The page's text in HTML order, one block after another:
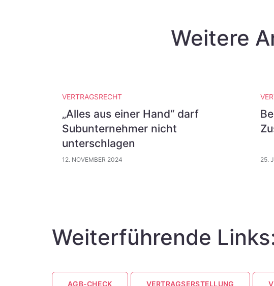
Weitere
VERTRAGSRECHT
„Alles aus einer Hand“ darf
Subunternehmer nicht
unterschlagen
12. NOVEMBER 2024 25.
Weiterführende
AGB-CHECK VERTRAGSERSTELLUNG